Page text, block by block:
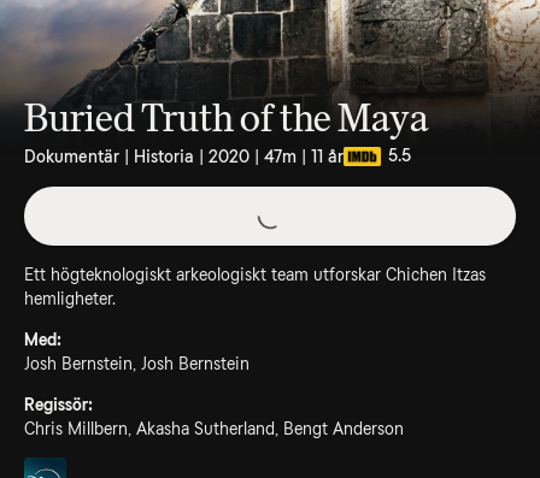
Buried Truth of the Maya
Dokumentär | Historia | 2020 | 47m | 11 år 5.5
Ett högteknologiskt arkeologiskt team utforskar Chichen Itzas
hemligheter.
Med:
Josh Bernstein, Josh Bernstein
Regissör:
Chris Millbern, Akasha Sutherland, Bengt Anderson